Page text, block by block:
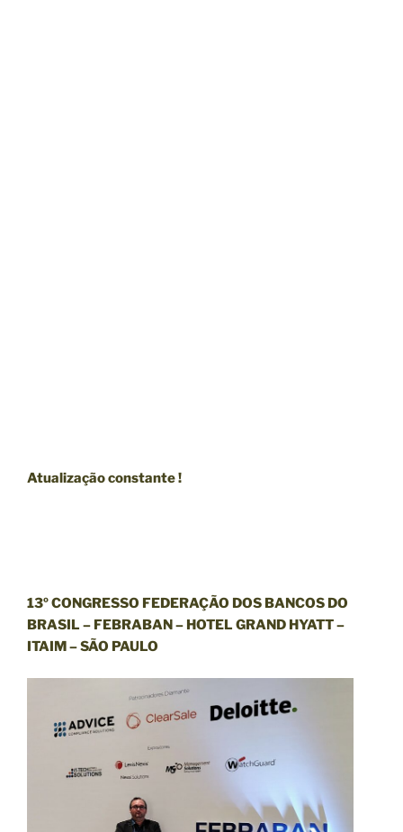
Atualização constante !
13º CONGRESSO FEDERAÇÃO DOS BANCOS DO
BRASIL – FEBRABAN – HOTEL GRAND HYATT –
ITAIM – SÃO PAULO